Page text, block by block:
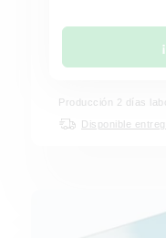
Producción 2 días
Disponible